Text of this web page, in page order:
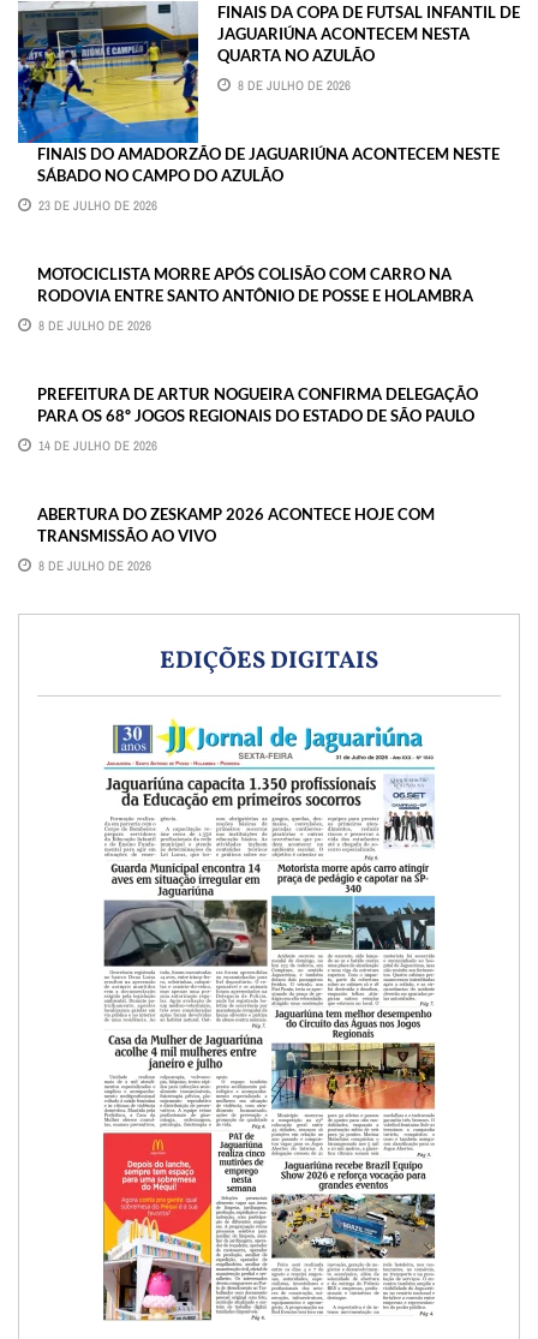
FINAIS DA COPA DE FUTSAL INFANTIL DE
JAGUARIÚNA ACONTECEM NESTA
QUARTA NO AZULÃO
8 DE JULHO DE 2026
FINAIS DO AMADORZÃO DE JAGUARIÚNA ACONTECEM NESTE
SÁBADO NO CAMPO DO AZULÃO
23 DE JULHO DE 2026
MOTOCICLISTA MORRE APÓS COLISÃO COM CARRO NA
RODOVIA ENTRE SANTO ANTÔNIO DE POSSE E HOLAMBRA
8 DE JULHO DE 2026
PREFEITURA DE ARTUR NOGUEIRA CONFIRMA DELEGAÇÃO
PARA OS 68º JOGOS REGIONAIS DO ESTADO DE SÃO PAULO
14 DE JULHO DE 2026
ABERTURA DO ZESKAMP 2026 ACONTECE HOJE COM
TRANSMISSÃO AO VIVO
8 DE JULHO DE 2026
EDIÇÕES DIGITAIS